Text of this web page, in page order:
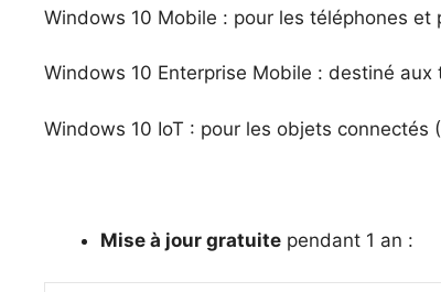
Windows 10 Mobile : pour les téléphones
Windows 10 Enterprise Mobile : destiné aux
Windows 10 IoT : pour les objets connectés
Mise à jour gratuite pendant 1 an :